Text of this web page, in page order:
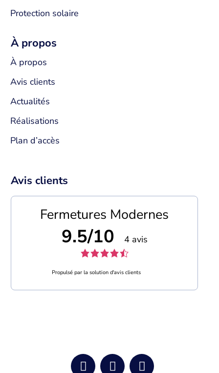
Protection solaire
À propos
À propos
Avis clients
Actualités
Réalisations
Plan d’accès
Avis clients
Fermetures Modernes
9.5/10 4 avis
Propulsé par la solution d'avis clients